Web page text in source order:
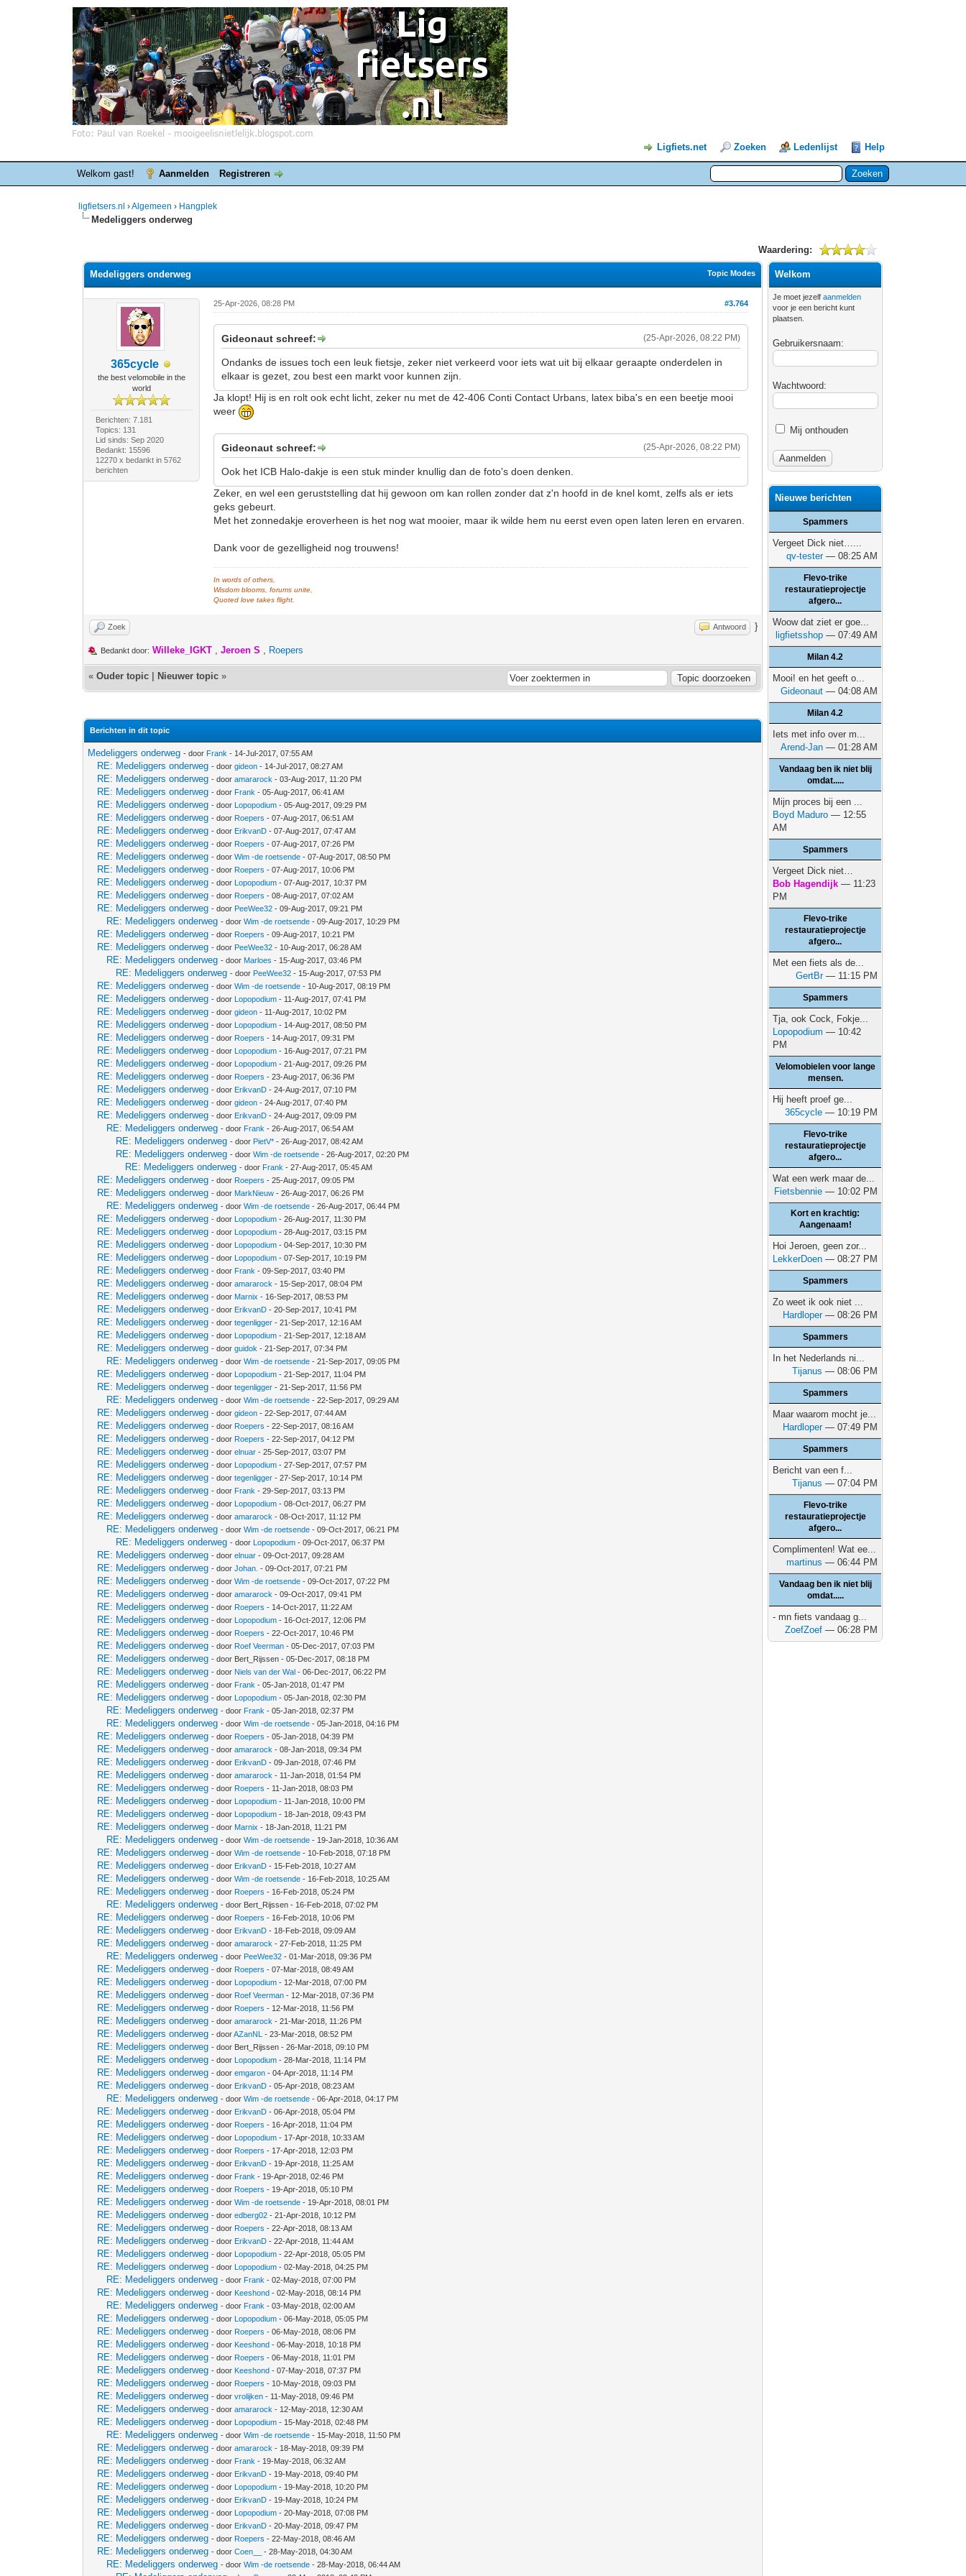
Ligfiets.net Zoeken Ledenlijst Help
Welkom gast! Aanmelden Registreren
ligfietsers.nl ›Algemeen › Hangplek
Medeliggers onderweg
Waardering:
Topic Modes
Medeliggers onderweg
365cycle
the best velomobile in the
world
Berichten: 7.181
Topics: 131
Lid sinds: Sep 2020
Bedankt: 15596
12270 x bedankt in 5762
berichten
#3.764
25-Apr-2026, 08:28 PM
(25-Apr-2026, 08:22 PM)
Gideonaut schreef:
Ondanks de issues toch een leuk fietsje, zeker niet verkeerd voor iets wat uit bij elkaar geraapte onderdelen in
elkaar is gezet, zou best een markt voor kunnen zijn.
Ja klopt! Hij is en rolt ook echt licht, zeker nu met de 42-406 Conti Contact Urbans, latex biba's en een beetje mooi
weer
(25-Apr-2026, 08:22 PM)
Gideonaut schreef:
Ook het ICB Halo-dakje is een stuk minder knullig dan de foto's doen denken.
Zeker, en wel een geruststelling dat hij gewoon om kan rollen zonder dat z'n hoofd in de knel komt, zelfs als er iets
geks gebeurt.
Met het zonnedakje eroverheen is het nog wat mooier, maar ik wilde hem nu eerst even open laten leren en ervaren.
Dank voor de gezelligheid nog trouwens!
In words of others,
Wisdom blooms, forums unite,
Quoted love takes flight.
Zoek Antwoord }
Bedankt door: Willeke_IGKT ,Jeroen S , Roepers
«Ouder topic Nieuwer topic »
Berichten in dit topic
Medeliggers onderweg - door Frank - 14-Jul-2017, 07:55 AM
RE: Medeliggers onderweg - doorgideon - 14-Jul-2017, 08:27 AM
RE: Medeliggers onderweg - dooramararock - 03-Aug-2017, 11:20 PM
RE: Medeliggers onderweg - door Frank - 05-Aug-2017, 06:41 AM
RE: Medeliggers onderweg - door Lopopodium - 05-Aug-2017, 09:29 PM
RE: Medeliggers onderweg - door Roepers - 07-Aug-2017, 06:51 AM
RE: Medeliggers onderweg - door ErikvanD - 07-Aug-2017, 07:47 AM
RE: Medeliggers onderweg - door Roepers - 07-Aug-2017, 07:26 PM
RE: Medeliggers onderweg - doorWim -de roetsende - 07-Aug-2017, 08:50 PM
RE: Medeliggers onderweg - door Roepers - 07-Aug-2017, 10:06 PM
RE: Medeliggers onderweg - door Lopopodium - 07-Aug-2017, 10:37 PM
RE: Medeliggers onderweg - door Roepers - 08-Aug-2017, 07:02 AM
RE: Medeliggers onderweg - door PeeWee32 - 09-Aug-2017, 09:21 PM
RE: Medeliggers onderweg - doorWim -de roetsende - 09-Aug-2017, 10:29 PM
RE: Medeliggers onderweg - door Roepers - 09-Aug-2017, 10:21 PM
RE: Medeliggers onderweg - door PeeWee32 - 10-Aug-2017, 06:28 AM
RE: Medeliggers onderweg - door Marloes - 15-Aug-2017, 03:46 PM
RE: Medeliggers onderweg - door PeeWee32 - 15-Aug-2017, 07:53 PM
RE: Medeliggers onderweg - doorWim -de roetsende - 10-Aug-2017, 08:19 PM
RE: Medeliggers onderweg - door Lopopodium - 11-Aug-2017, 07:41 PM
RE: Medeliggers onderweg - doorgideon - 11-Aug-2017, 10:02 PM
RE: Medeliggers onderweg - door Lopopodium - 14-Aug-2017, 08:50 PM
RE: Medeliggers onderweg - door Roepers - 14-Aug-2017, 09:31 PM
RE: Medeliggers onderweg - door Lopopodium - 16-Aug-2017, 07:21 PM
RE: Medeliggers onderweg - door Lopopodium - 21-Aug-2017, 09:26 PM
RE: Medeliggers onderweg - door Roepers - 23-Aug-2017, 06:36 PM
RE: Medeliggers onderweg - door ErikvanD - 24-Aug-2017, 07:10 PM
RE: Medeliggers onderweg - doorgideon - 24-Aug-2017, 07:40 PM
RE: Medeliggers onderweg - door ErikvanD - 24-Aug-2017, 09:09 PM
RE: Medeliggers onderweg - door Frank - 26-Aug-2017, 06:54 AM
RE: Medeliggers onderweg - door PietV* - 26-Aug-2017, 08:42 AM
RE: Medeliggers onderweg - doorWim -de roetsende - 26-Aug-2017, 02:20 PM
RE: Medeliggers onderweg - door Frank - 27-Aug-2017, 05:45 AM
RE: Medeliggers onderweg - door Roepers - 25-Aug-2017, 09:05 PM
RE: Medeliggers onderweg - door MarkNieuw - 26-Aug-2017, 06:26 PM
RE: Medeliggers onderweg - doorWim -de roetsende - 26-Aug-2017, 06:44 PM
RE: Medeliggers onderweg - door Lopopodium - 26-Aug-2017, 11:30 PM
RE: Medeliggers onderweg - door Lopopodium - 28-Aug-2017, 03:15 PM
RE: Medeliggers onderweg - door Lopopodium - 04-Sep-2017, 10:30 PM
RE: Medeliggers onderweg - door Lopopodium - 07-Sep-2017, 10:19 PM
RE: Medeliggers onderweg - door Frank - 09-Sep-2017, 03:40 PM
RE: Medeliggers onderweg - dooramararock - 15-Sep-2017, 08:04 PM
RE: Medeliggers onderweg - door Marnix - 16-Sep-2017, 08:53 PM
RE: Medeliggers onderweg - door ErikvanD - 20-Sep-2017, 10:41 PM
RE: Medeliggers onderweg - doortegenligger - 21-Sep-2017, 12:16 AM
RE: Medeliggers onderweg - door Lopopodium - 21-Sep-2017, 12:18 AM
RE: Medeliggers onderweg - doorguidok - 21-Sep-2017, 07:34 PM
RE: Medeliggers onderweg - doorWim -de roetsende - 21-Sep-2017, 09:05 PM
RE: Medeliggers onderweg - door Lopopodium - 21-Sep-2017, 11:04 PM
RE: Medeliggers onderweg - doortegenligger - 21-Sep-2017, 11:56 PM
RE: Medeliggers onderweg - doorWim -de roetsende - 22-Sep-2017, 09:29 AM
RE: Medeliggers onderweg - doorgideon - 22-Sep-2017, 07:44 AM
RE: Medeliggers onderweg - door Roepers - 22-Sep-2017, 08:16 AM
RE: Medeliggers onderweg - door Roepers - 22-Sep-2017, 04:12 PM
RE: Medeliggers onderweg - doorelnuar - 25-Sep-2017, 03:07 PM
RE: Medeliggers onderweg - door Lopopodium - 27-Sep-2017, 07:57 PM
RE: Medeliggers onderweg - doortegenligger - 27-Sep-2017, 10:14 PM
RE: Medeliggers onderweg - door Frank - 29-Sep-2017, 03:13 PM
RE: Medeliggers onderweg - door Lopopodium - 08-Oct-2017, 06:27 PM
RE: Medeliggers onderweg - dooramararock - 08-Oct-2017, 11:12 PM
RE: Medeliggers onderweg - doorWim -de roetsende - 09-Oct-2017, 06:21 PM
RE: Medeliggers onderweg - door Lopopodium - 09-Oct-2017, 06:37 PM
RE: Medeliggers onderweg - doorelnuar - 09-Oct-2017, 09:28 AM
RE: Medeliggers onderweg - doorJohan. - 09-Oct-2017, 07:21 PM
RE: Medeliggers onderweg - doorWim -de roetsende - 09-Oct-2017, 07:22 PM
RE: Medeliggers onderweg - dooramararock - 09-Oct-2017, 09:41 PM
RE: Medeliggers onderweg - door Roepers - 14-Oct-2017, 11:22 AM
RE: Medeliggers onderweg - door Lopopodium - 16-Oct-2017, 12:06 PM
RE: Medeliggers onderweg - door Roepers - 22-Oct-2017, 10:46 PM
RE: Medeliggers onderweg - door Roef Veerman - 05-Dec-2017, 07:03 PM
RE: Medeliggers onderweg - door Bert_Rijssen - 05-Dec-2017, 08:18 PM
RE: Medeliggers onderweg - door Niels van der Wal - 06-Dec-2017, 06:22 PM
RE: Medeliggers onderweg - door Frank - 05-Jan-2018, 01:47 PM
RE: Medeliggers onderweg - door Lopopodium - 05-Jan-2018, 02:30 PM
RE: Medeliggers onderweg - door Frank - 05-Jan-2018, 02:37 PM
RE: Medeliggers onderweg - doorWim -de roetsende - 05-Jan-2018, 04:16 PM
RE: Medeliggers onderweg - door Roepers - 05-Jan-2018, 04:39 PM
RE: Medeliggers onderweg - dooramararock - 08-Jan-2018, 09:34 PM
RE: Medeliggers onderweg - door ErikvanD - 09-Jan-2018, 07:46 PM
RE: Medeliggers onderweg - dooramararock - 11-Jan-2018, 01:54 PM
RE: Medeliggers onderweg - door Roepers - 11-Jan-2018, 08:03 PM
RE: Medeliggers onderweg - door Lopopodium - 11-Jan-2018, 10:00 PM
RE: Medeliggers onderweg - door Lopopodium - 18-Jan-2018, 09:43 PM
RE: Medeliggers onderweg - door Marnix - 18-Jan-2018, 11:21 PM
RE: Medeliggers onderweg - doorWim -de roetsende - 19-Jan-2018, 10:36 AM
RE: Medeliggers onderweg - doorWim -de roetsende - 10-Feb-2018, 07:18 PM
RE: Medeliggers onderweg - door ErikvanD - 15-Feb-2018, 10:27 AM
RE: Medeliggers onderweg - doorWim -de roetsende - 16-Feb-2018, 10:25 AM
RE: Medeliggers onderweg - door Roepers - 16-Feb-2018, 05:24 PM
RE: Medeliggers onderweg - door Bert_Rijssen - 16-Feb-2018, 07:02 PM
RE: Medeliggers onderweg - door Roepers - 16-Feb-2018, 10:06 PM
RE: Medeliggers onderweg - door ErikvanD - 18-Feb-2018, 09:09 AM
RE: Medeliggers onderweg - dooramararock - 27-Feb-2018, 11:25 PM
RE: Medeliggers onderweg - door PeeWee32 - 01-Mar-2018, 09:36 PM
RE: Medeliggers onderweg - door Roepers - 07-Mar-2018, 08:49 AM
RE: Medeliggers onderweg - door Lopopodium - 12-Mar-2018, 07:00 PM
RE: Medeliggers onderweg - door Roef Veerman - 12-Mar-2018, 07:36 PM
RE: Medeliggers onderweg - door Roepers - 12-Mar-2018, 11:56 PM
RE: Medeliggers onderweg - dooramararock - 21-Mar-2018, 11:26 PM
RE: Medeliggers onderweg - doorAZanNL - 23-Mar-2018, 08:52 PM
RE: Medeliggers onderweg - door Bert_Rijssen - 26-Mar-2018, 09:10 PM
RE: Medeliggers onderweg - door Lopopodium - 28-Mar-2018, 11:14 PM
RE: Medeliggers onderweg - dooremgaron - 04-Apr-2018, 11:14 PM
RE: Medeliggers onderweg - door ErikvanD - 05-Apr-2018, 08:23 AM
RE: Medeliggers onderweg - doorWim -de roetsende - 06-Apr-2018, 04:17 PM
RE: Medeliggers onderweg - door ErikvanD - 06-Apr-2018, 05:04 PM
RE: Medeliggers onderweg - door Roepers - 16-Apr-2018, 11:04 PM
RE: Medeliggers onderweg - door Lopopodium - 17-Apr-2018, 10:33 AM
RE: Medeliggers onderweg - door Roepers - 17-Apr-2018, 12:03 PM
RE: Medeliggers onderweg - door ErikvanD - 19-Apr-2018, 11:25 AM
RE: Medeliggers onderweg - door Frank - 19-Apr-2018, 02:46 PM
RE: Medeliggers onderweg - door Roepers - 19-Apr-2018, 05:10 PM
RE: Medeliggers onderweg - doorWim -de roetsende - 19-Apr-2018, 08:01 PM
RE: Medeliggers onderweg - dooredberg02 - 21-Apr-2018, 10:12 PM
RE: Medeliggers onderweg - door Roepers - 22-Apr-2018, 08:13 AM
RE: Medeliggers onderweg - door ErikvanD - 22-Apr-2018, 11:44 AM
RE: Medeliggers onderweg - door Lopopodium - 22-Apr-2018, 05:05 PM
RE: Medeliggers onderweg - door Lopopodium - 02-May-2018, 04:25 PM
RE: Medeliggers onderweg - door Frank - 02-May-2018, 07:00 PM
RE: Medeliggers onderweg - door Keeshond - 02-May-2018, 08:14 PM
RE: Medeliggers onderweg - door Frank - 03-May-2018, 02:00 AM
RE: Medeliggers onderweg - door Lopopodium - 06-May-2018, 05:05 PM
RE: Medeliggers onderweg - door Roepers - 06-May-2018, 08:06 PM
RE: Medeliggers onderweg - door Keeshond - 06-May-2018, 10:18 PM
RE: Medeliggers onderweg - door Roepers - 06-May-2018, 11:01 PM
RE: Medeliggers onderweg - door Keeshond - 07-May-2018, 07:37 PM
RE: Medeliggers onderweg - door Roepers - 10-May-2018, 09:03 PM
RE: Medeliggers onderweg - doorvrolijken - 11-May-2018, 09:46 PM
RE: Medeliggers onderweg - dooramararock - 12-May-2018, 12:30 AM
RE: Medeliggers onderweg - door Lopopodium - 15-May-2018, 02:48 PM
RE: Medeliggers onderweg - doorWim -de roetsende - 15-May-2018, 11:50 PM
RE: Medeliggers onderweg - dooramararock - 18-May-2018, 09:39 PM
RE: Medeliggers onderweg - door Frank - 19-May-2018, 06:32 AM
RE: Medeliggers onderweg - door ErikvanD - 19-May-2018, 09:40 PM
RE: Medeliggers onderweg - door Lopopodium - 19-May-2018, 10:20 PM
RE: Medeliggers onderweg - door ErikvanD - 19-May-2018, 10:24 PM
RE: Medeliggers onderweg - door Lopopodium - 20-May-2018, 07:08 PM
RE: Medeliggers onderweg - door ErikvanD - 20-May-2018, 09:47 PM
RE: Medeliggers onderweg - door Roepers - 22-May-2018, 08:46 AM
RE: Medeliggers onderweg - doorCoen__ - 28-May-2018, 04:30 AM
RE: Medeliggers onderweg - doorWim -de roetsende - 28-May-2018, 06:44 AM
Welkom
Je moet jezelfaanmelden
voor je een bericht kunt
plaatsen.
Gebruikersnaam:
Wachtwoord:
Mij onthouden
Nieuwe berichten
Spammers
Vergeet Dick niet…...
qv-tester— 08:25 AM
Flevo-trike
restauratieprojectje
afgero...
Woow dat ziet er goe...
ligfietsshop — 07:49 AM
Milan 4.2
Mooi! en het geeft o...
Gideonaut — 04:08 AM
Milan 4.2
Iets met info over m...
Arend-Jan — 01:28 AM
Vandaag ben ik niet blij
omdat.....
Mijn proces bij een ...
Boyd Maduro — 12:55
AM
Spammers
Vergeet Dick niet…
Bob Hagendijk — 11:23
PM
Flevo-trike
restauratieprojectje
afgero...
Met een fiets als de...
GertBr— 11:15 PM
Spammers
Tja, ook Cock, Fokje...
Lopopodium — 10:42
PM
Velomobielen voor lange
mensen.
Hij heeft proef ge...
365cycle — 10:19 PM
Flevo-trike
restauratieprojectje
afgero...
Wat een werk maar de...
Fietsbennie — 10:02 PM
Kort en krachtig:
Aangenaam!
Hoi Jeroen, geen zor...
LekkerDoen — 08:27 PM
Spammers
Zo weet ik ook niet ...
Hardloper— 08:26 PM
Spammers
In het Nederlands ni...
Tijanus — 08:06 PM
Spammers
Maar waarom mocht je...
Hardloper— 07:49 PM
Spammers
Bericht van een f...
Tijanus — 07:04 PM
Flevo-trike
restauratieprojectje
afgero...
Complimenten! Wat ee...
martinus — 06:44 PM
Vandaag ben ik niet blij
omdat.....
- mn fiets vandaag g...
ZoefZoef — 06:28 PM